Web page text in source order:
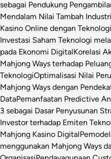
sebagai Pendukung
Mendalam Nilai Tambah
Kasino Online dengan
Investasi Saham Teknologi
pada Ekonomi DigitalKorelasi
Mahjong Ways terhadap
TeknologiOptimalisasi Nilai
Mahjong Ways dengan
DataPemanfaatan Predictive
3 sebagai Dasar Penyusunan
Investor terhadap Emiten
Mahjong Kasino Digital
menggunakan Mahjong Ways